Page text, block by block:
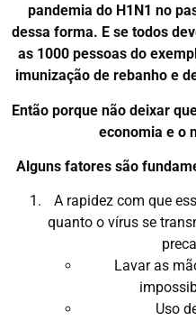
pandemia do H1N1 no
dessa forma. E se todos
as 1000 pessoas do
imunização de rebanho e
Então porque não deixar
economia e o
Alguns fatores são
A rapidez com que
quanto o vírus se
Lavar as
Uso